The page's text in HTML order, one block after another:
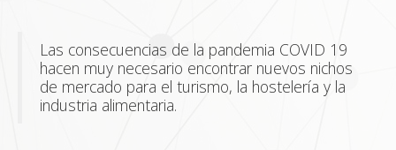
Las consecuencias de la pandemia COVID 19
hacen muy necesario encontrar nuevos nichos
de mercado para el turismo, la hostelería y la
industria alimentaria.